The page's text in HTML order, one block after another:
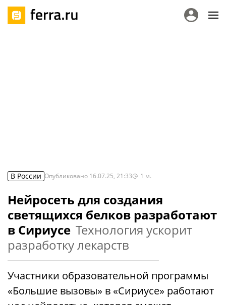
В России Опубликовано 16.07.25, 21:33 1 м.
Нейросеть для создания
светящихся белков разработают
в Сириусе Технология ускорит
разработку лекарств
Участники образовательной программы
«Большие вызовы» в «Сириусе» работают